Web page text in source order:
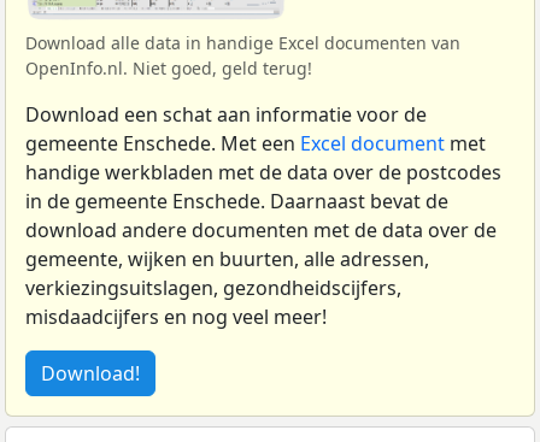
Download alle data in handige Excel documenten van
OpenInfo.nl. Niet goed, geld terug!
Download een schat aan informatie voor de
gemeente Enschede. Met een Excel document met
handige werkbladen met de data over de postcodes
in de gemeente Enschede. Daarnaast bevat de
download andere documenten met de data over de
gemeente, wijken en buurten, alle adressen,
verkiezingsuitslagen, gezondheidscijfers,
misdaadcijfers en nog veel meer!
Download!